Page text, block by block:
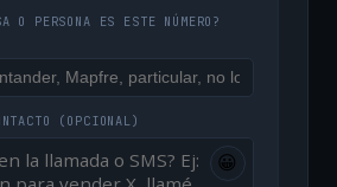
O PERSONA ES ESTE NÚMERO?
(OPCIONAL)
😀